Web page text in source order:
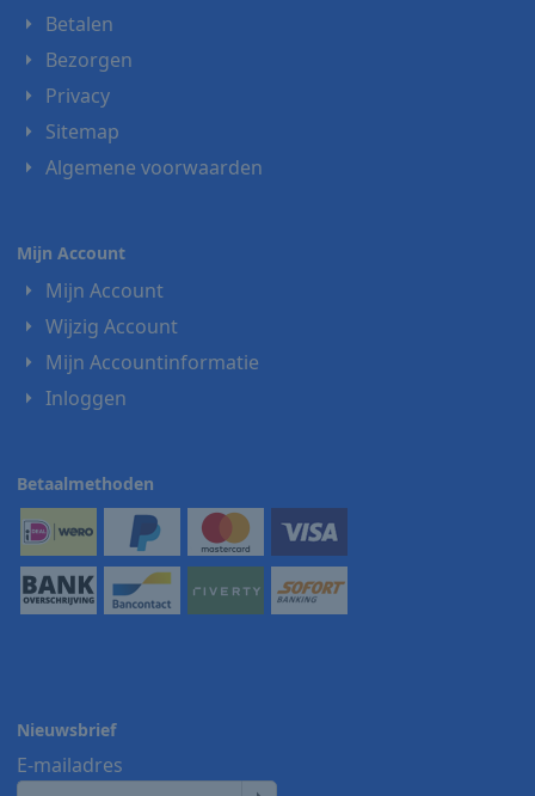
Betalen
Bezorgen
Privacy
Sitemap
Algemene voorwaarden
Mijn Account
Mijn Account
Wijzig Account
Mijn Accountinformatie
Inloggen
Betaalmethoden
Nieuwsbrief
E-mailadres